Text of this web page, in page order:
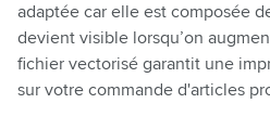
adaptée car elle est composée
devient visible lorsqu’on
fichier vectorisé garantit une
sur votre commande d'articles